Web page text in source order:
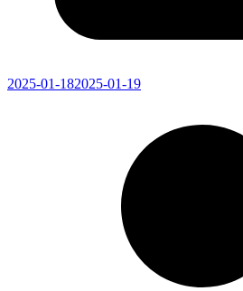
2025-01-182025-01-19